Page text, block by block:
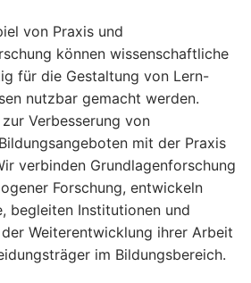
von Praxis und
können wissenschaftliche
für die Gestaltung von Lern-
nutzbar gemacht werden.
Verbesserung von
mit der Praxis
verbinden Grundlagenforschung
Forschung, entwickeln
begleiten Institutionen und
Weiterentwicklung ihrer Arbeit
im Bildungsbereich.